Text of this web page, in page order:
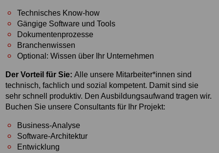
Technisches Know-how
Gängige Software und Tools
Dokumentenprozesse
Branchenwissen
Optional: Wissen über Ihr Unternehmen
Der Vorteil für Sie:Alle unsere Mitarbeiter*innen sind
technisch, fachlich und sozial kompetent. Damit sind sie
sehr schnell produktiv. Den Ausbildungsaufwand tragen wir.
Buchen Sie unsere Consultants für Ihr Projekt:
Business-Analyse
Software-Architektur
Entwicklung